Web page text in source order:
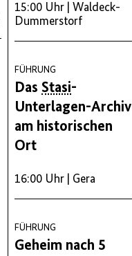
15:00 Uhr | Waldeck-
Dummerstorf
FÜHRUNG
Das Stasi-
Unterlagen-Archiv
am historischen
Ort
16:00 Uhr | Gera
FÜHRUNG
Geheim nach 5